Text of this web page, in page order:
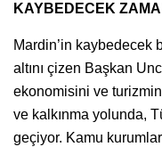
KAYBEDECEK
Mardin’in kaybedecek
altını çizen Başkan
ekonomisini ve
ve kalkınma yolunda,
geçiyor. Kamu